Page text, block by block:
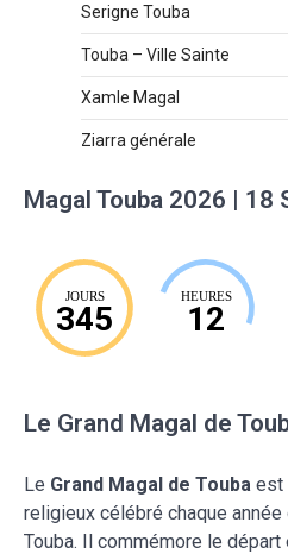
Serigne Touba
Touba – Ville Sainte
Xamle Magal
Ziarra générale
Magal Touba 2026 | 18
JOURS
345
HEURES
12
Le Grand Magal de
Le Grand Magal de Touba est
religieux célébré chaque
Touba. Il commémore le départ